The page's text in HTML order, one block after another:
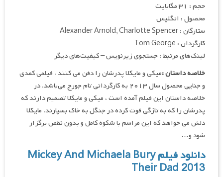
حجم : ۳۱ مگابایت
محصول : انگلیس
ستارگان : Alexander Arnold, Charlotte Spencer
کارگردان : Tom George
لینک‌های مرتبط : جستجوی زیرنویس – کیفیت‌های دیگر
خلاصه داستان :میکی و مایکلا پدرشان را دفن می کنند ، فیلمی کمدی
و جنایی محصول سال ۲۰۱۳ به کارگردانی تام جورج می‌باشد. در
خلاصه داستان این فیلم آمده است ، میکی و مایکلا تصمیم دارند که
پدرشان را که به تازگی فوت کرده در جنگل به خاک بسپارند. مایکلا
دلش می خواهد که این مراسم با شکوه کامل و بدون نقص برگزار
شود و…
دانلود فیلم Mickey And Michaela Bury
Their Dad 2013